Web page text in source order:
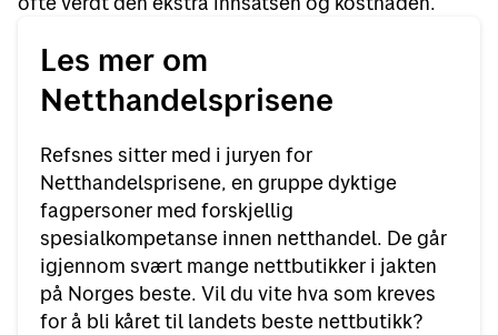
Les mer om
Netthandelsprisene
Refsnes sitter med i juryen for
Netthandelsprisene, en gruppe dyktige
fagpersoner med forskjellig
spesialkompetanse innen netthandel. De går
igjennom svært mange nettbutikker i jakten
på Norges beste. Vil du vite hva som kreves
for å bli kåret til landets beste nettbutikk?